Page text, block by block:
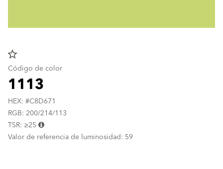
star_border
Código de color
1113
HEX: #C8D671
RGB: 200/214/113
TSR: ≥25
Valor de referencia de luminosidad: 59